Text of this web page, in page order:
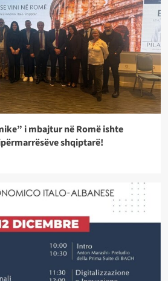
i mbajtur në Romë ishte
shqiptarë!